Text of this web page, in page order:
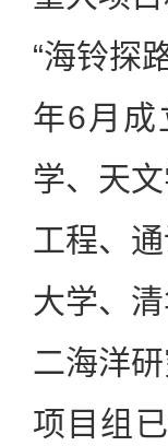
“海铃探
年6月成
学、天
工程、
大学、
二海洋
项目组